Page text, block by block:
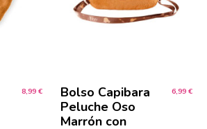
8,99 €
Bolso Capibara
Peluche Oso
Marrón con
6,99 €